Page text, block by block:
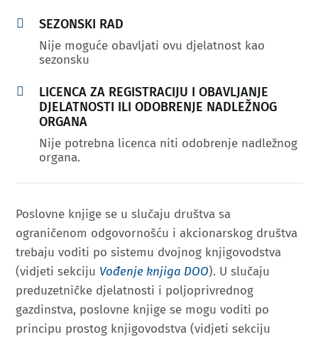
 SEZONSKI RAD
Nije moguće obavljati ovu djelatnost kao
sezonsku

LICENCA ZA REGISTRACIJU I OBAVLJANJE
DJELATNOSTI ILI ODOBRENJE NADLEŽNOG
ORGANA
Nije potrebna licenca niti odobrenje nadležnog
organa.
Poslovne knjige se u slučaju društva sa
ograničenom odgovornošću i akcionarskog društva
trebaju voditi po sistemu dvojnog knjigovodstva
(vidjeti sekciju Vođenje knjiga DOO). U slučaju
preduzetničke djelatnosti i poljoprivrednog
gazdinstva, poslovne knjige se mogu voditi po
principu prostog knjigovodstva (vidjeti sekciju